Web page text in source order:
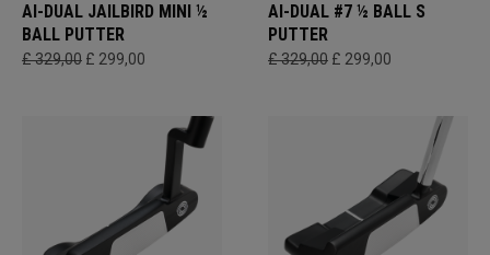
AI-DUAL JAILBIRD MINI ½
BALL PUTTER
£ 329,00 £ 299,00
AI-DUAL #7 ½ BALL S
PUTTER
£ 329,00 £ 299,00